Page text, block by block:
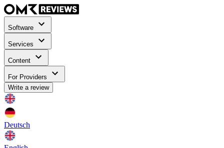
Software
Services
Content
For Providers
Write a review
Deutsch